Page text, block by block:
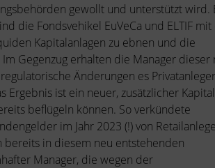
gewollt und unterstützt wird.
die Fondsvehikel EuVeCa und ELTIF
Kapitalanlagen zu ebnen und die
Gegenzug erhalten die Manager dieser
Änderungen es
ist ein neuer, zusätzlicher
beflügeln können. So verkündete
im Jahr 2023 (!) von
in diesem neu entstehenden
Manager, die wegen der